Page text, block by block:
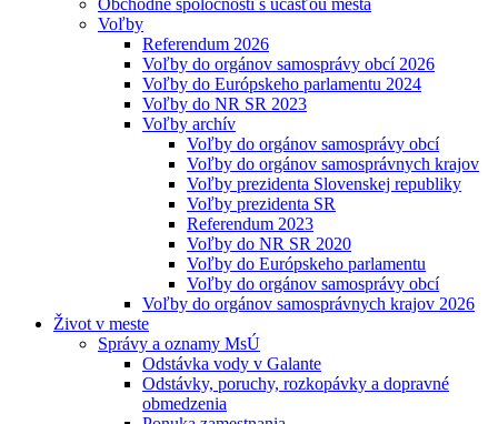
Obchodné spoločnosti s účasťou mesta
Voľby
Referendum 2026
Voľby do orgánov samosprávy obcí 2026
Voľby do Európskeho parlamentu 2024
Voľby do NR SR 2023
Voľby archív
Voľby do orgánov samosprávy obcí
Voľby do orgánov samosprávnych krajov
Voľby prezidenta Slovenskej republiky
Voľby prezidenta SR
Referendum 2023
Voľby do NR SR 2020
Voľby do Európskeho parlamentu
Voľby do orgánov samosprávy obcí
Voľby do orgánov samosprávnych krajov 2026
Život v meste
Správy a oznamy MsÚ
Odstávka vody v Galante
Odstávky, poruchy, rozkopávky a dopravné
obmedzenia